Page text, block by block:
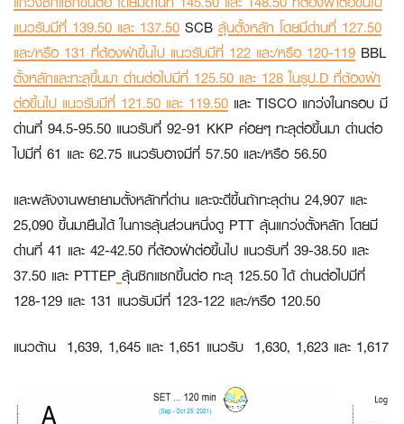
แนวรับมีที่ 139.50 และ 137.50 SCB ลุ้นตั้งหลัก โดยมีด่านที่ 127.50
และ/หรือ 131 ที่ต้องฝ่าขึ้นไป แนวรับมีที่ 122 และ/หรือ 120-119 BBL
ตั้งหลักและทะลุขึ้นมา ด่านต่อไปมีที่ 125.50 และ 128 ในรูป.D ที่ต้องฝ่า
ต่อขึ้นไป แนวรับมีที่ 121.50 และ 119.50 และ TISCO แกว่งในกรอบ มี
ด่านที่ 94.5-95.50 แนวรับที่ 92-91 KKP ค่อยๆ ทะลุต่อขึ้นมา ด่านต่อ
ไปมีที่ 61 และ 62.75 แนวรับอาจมีที่ 57.50 และ/หรือ 56.50
และพลังงานพยายามตั้งหลักที่ด่าน และจะดีขึ้นถ้าทะลุด่าน 24,907 และ
25,090 ขึ้นมายืนได้ ในการลุ้นส่วนหนึ่งดู PTT ลุ้นแกว่งตั้งหลัก โดยมี
ด่านที่ 41 และ 42-42.50 ที่ต้องฝ่าต่อขึ้นไป แนวรับที่ 39-38.50 และ
37.50 และ PTTEP ลุ้นซิกแซกขึ้นต่อ ทะลุ 125.50 ได้ ด่านต่อไปมีที่
128-129 และ 131 แนวรับมีที่ 123-122 และ/หรือ 120.50
แนวต้าน 1,639, 1,645 และ 1,651 แนวรับ 1,630, 1,623 และ 1,617